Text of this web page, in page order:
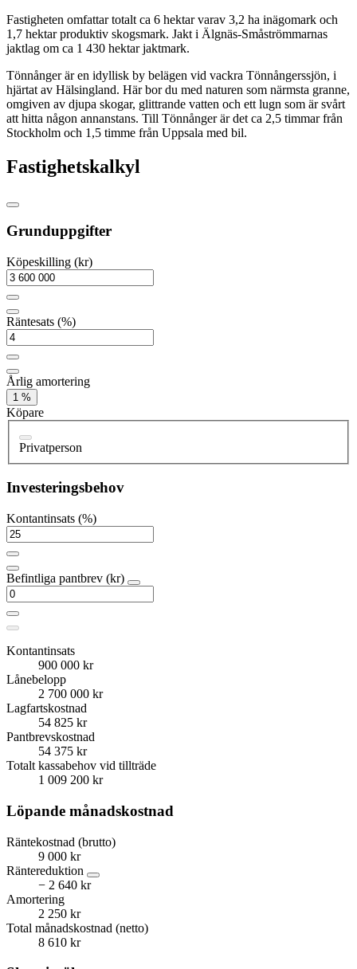
Fastigheten omfattar totalt ca 6 hektar varav 3,2 ha inägomark och
1,7 hektar produktiv skogsmark. Jakt i Älgnäs-Småströmmarnas
jaktlag om ca 1 430 hektar jaktmark.
Tönnånger är en idyllisk by belägen vid vackra Tönnångerssjön, i
hjärtat av Hälsingland. Här bor du med naturen som närmsta granne,
omgiven av djupa skogar, glittrande vatten och ett lugn som är svårt
att hitta någon annanstans. Till Tönnånger är det ca 2,5 timmar från
Stockholm och 1,5 timme från Uppsala med bil.
Fastighetskalkyl
Grunduppgifter
Köpeskilling (kr)
Räntesats (%)
Årlig amortering
1 %
Köpare
Privatperson
Investeringsbehov
Kontantinsats (%)
Befintliga pantbrev (kr)
Kontantinsats
900 000 kr
Lånebelopp
2 700 000 kr
Lagfartskostnad
54 825 kr
Pantbrevskostnad
54 375 kr
Totalt kassabehov vid tillträde
1 009 200 kr
Löpande månadskostnad
Räntekostnad (brutto)
9 000 kr
Räntereduktion
− 2 640 kr
Amortering
2 250 kr
Total månadskostnad (netto)
8 610 kr